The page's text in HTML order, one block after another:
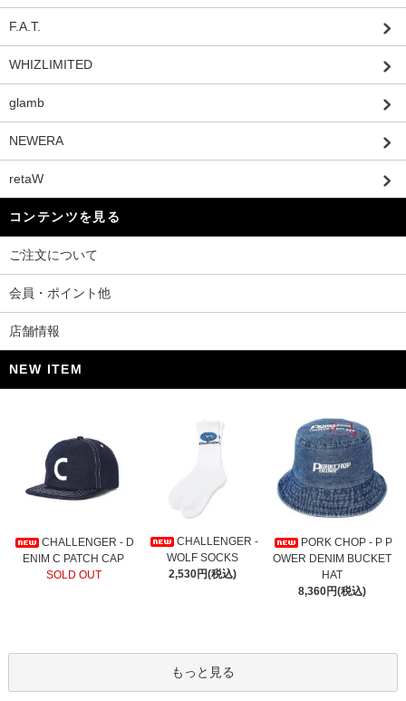
F.A.T.
WHIZLIMITED
glamb
NEWERA
retaW
コンテンツを見る
ご注文について
会員・ポイント他
店舗情報
NEW ITEM
CHALLENGER - D
ENIM C PATCH CAP
SOLD OUT
CHALLENGER -
WOLF SOCKS
2,530円(税込)
PORK CHOP - P P
OWER DENIM BUCKET
HAT
8,360円(税込)
もっと見る